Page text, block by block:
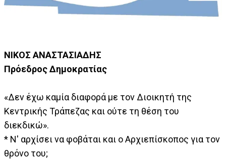
NIKOΣ ΑΝΑΣΤΑΣΙΑΔΗΣ
Πρόεδρος Δημοκρατίας
«Δεν έχω καμία διαφορά με τον Διοικητή της
Κεντρικής Τράπεζας και ούτε τη θέση του
διεκδικώ».
* Ν' αρχίσει να φοβάται και ο Αρχιεπίσκοπος για τον
θρόνο του;